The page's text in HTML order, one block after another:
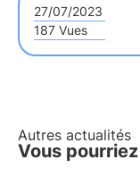
27/07/2023
187 Vues
Autres actualités
Vous